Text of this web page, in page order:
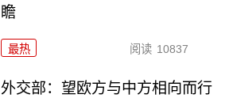
瞻
最热 阅读 10837
外交部：望欧方与中方相向而行